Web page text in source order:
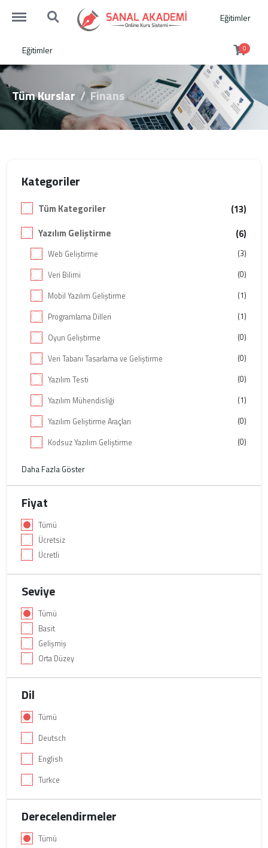
http://sanalakademi.demobul.com.tr/menu
http://sanalakademi.demobul.com.tr/search Eğitimler
Eğitimler 0
Tüm Kurslar Finans
Kategoriler
Tüm Kategoriler
(13)
Yazılım Geliştirme
(6)
Web Geliştirme
(3)
Veri Bilimi
(0)
Mobil Yazılım Geliştirme
(1)
Programlama Dilleri
(1)
Oyun Geliştirme
(0)
Veri Tabanı Tasarlama ve Geliştirme
(0)
Yazılım Testi
(0)
Yazılım Mühendisliği
(1)
Yazılım Geliştirme Araçları
(0)
Kodsuz Yazılım Geliştirme
(0)
Daha Fazla Göster
Fiyat
Tümü
Ücretsiz
Ücretli
Seviye
Tümü
Basit
Gelişmiş
Orta Düzey
Dil
Tümü
Deutsch
English
Turkce
Derecelendirmeler
Tümü